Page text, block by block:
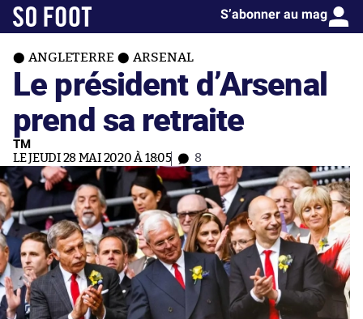
S’abonner au mag
ANGLETERRE ARSENAL
Le président d’Arsenal
prend sa retraite
TM
LE JEUDI 28 MAI 2020 À 18:05 8